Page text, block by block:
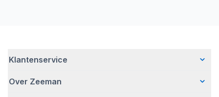
Klantenservice
Veelgestelde vragen
Over Zeeman